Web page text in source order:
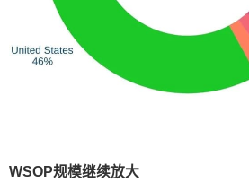
WSOP规模继续放大